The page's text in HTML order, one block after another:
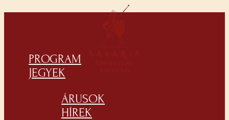
PROGRAM
JEGYEK
ÁRUSOK
HÍREK